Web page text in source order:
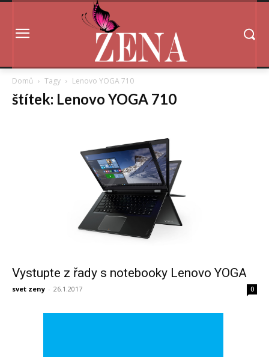
Domů Tagy Lenovo YOGA 710
štítek: Lenovo YOGA 710
Vystupte z řady s notebooky Lenovo YOGA
svet zeny - 26.1.2017 0